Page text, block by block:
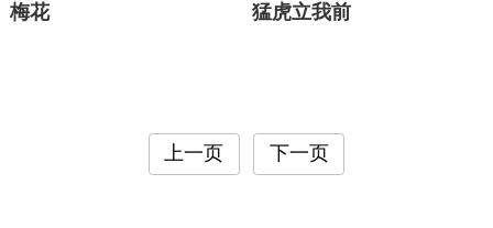
梅花 猛虎立我前
上一页 下一页